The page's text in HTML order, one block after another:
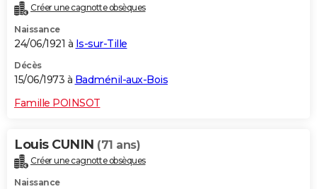
Créer une cagnotte obsèques
Naissance
24/06/1921 à Is-sur-Tille
Décès
15/06/1973 à Badménil-aux-Bois
Famille POINSOT
Louis CUNIN (71 ans)
Créer une cagnotte obsèques
Naissance